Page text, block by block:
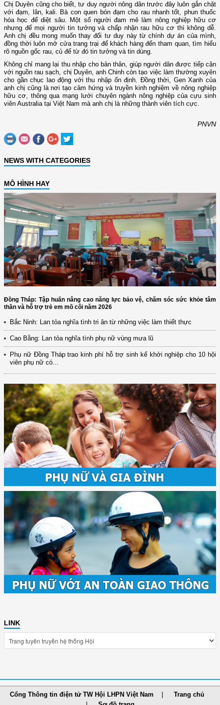
Chị Duyên cũng cho biết, tư duy người nông dân trước đây luôn gắn chặt
với đạm, lân, kali. Bà con quen bón đạm cho rau nhanh tốt, phun thuốc
hóa học để diệt sâu. Một số người đam mê làm nông nghiệp hữu cơ
nhưng để mọi người tin tưởng và chấp nhận rau hữu cơ thì không dễ.
Anh chị đều mong muốn thay đổi tư duy này từ chính dự án của mình,
đồng thời luôn mở cửa trang trại để khách hàng đến tham quan, tìm hiểu
rõ nguồn gốc rau, củ để từ đó tin tưởng và tin dùng.
Không chỉ mang lại thu nhập cho bản thân, giúp người dân được tiếp cận
với nguồn rau sạch, chị Duyên, anh Chinh còn tạo việc làm thường xuyên
cho gần chục lao động với thu nhập ổn định. Đồng thời, Gen Xanh của
anh chị cũng là nơi tạo cảm hứng và truyền kinh nghiệm về nông nghiệp
hữu cơ, thông qua mạng lưới chuyên ngành nông nghiệp của cựu sinh
viên Australia tại Việt Nam mà anh chị là những thành viên tích cực.
PNVN
NEWS WITH CATEGORIES
MÔ HÌNH HAY
Đồng Tháp: Tập huấn nâng cao năng lực bảo vệ, chăm sóc sức khỏe tâm
thần và hỗ trợ trẻ em mồ côi năm 2026
Bắc Ninh: Lan tỏa nghĩa tình tri ân từ những việc làm thiết thực
Cao Bằng: Lan tỏa nghĩa tình phụ nữ vùng mưa lũ
Phụ nữ Đồng Tháp trao kinh phí hỗ trợ sinh kế khởi nghiệp cho 10 hội
viên phụ nữ có...
LINK
Cổng Thông tin điện tử TW Hội LHPN Việt Nam
Trang chủ